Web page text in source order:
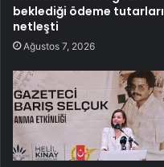
beklediği ödeme tutarları
netleşti
Ağustos 7, 2026